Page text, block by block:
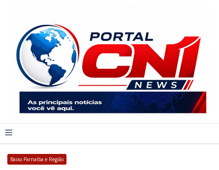
≡
Baixo Parnaíba e Região